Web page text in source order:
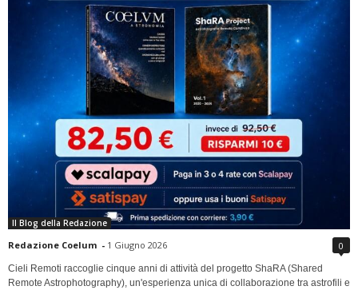
Il Blog della Redazione
Redazione Coelum - 1 Giugno 2026 0
Cieli Remoti raccoglie cinque anni di attività del progetto ShaRA (Shared
Remote Astrophotography), un'esperienza unica di collaborazione tra astrofili e